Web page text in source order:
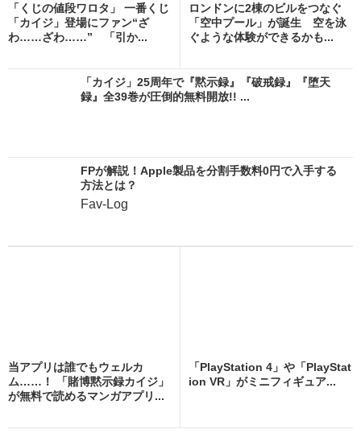
「くじの値段ワロタ」 一番くじ
「カイジ」登場にファン“ざ
わ……ざわ……” 「引か...
ロンドンに2棟のビルをつなぐ
「空中プール」が誕生 空を泳
ぐような体験ができるかも...
「カイジ」25周年で『黙示録』『破戒録』『堕天
録』全39巻が圧倒的無料開放!! ...
FPが解説！Apple製品を分割手数料0円で入手する
方法とは？
Fav-Log
当アプリは誰でもウェルカ
ム……！ 「賭博黙示録カイジ」
が無料で読めるマンガアプリ...
「PlayStation 4」や「PlayStat
ion VR」がミニフィギュア...